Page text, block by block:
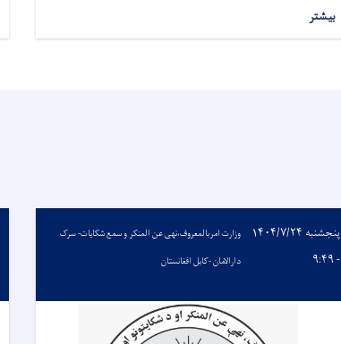
بیشتر
پنجشنبه ۱۴۰۴/۷/۲۴
- ۹:۴۹
وزارت امربالمعروف،نهی عن المنکر و سمع شکایات- سرک
دارالامان -کابل افغانستان